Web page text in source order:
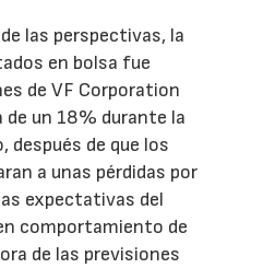
las perspectivas, la
en bolsa fue
de VF Corporation
de un 18% durante la
después de que los
a unas pérdidas por
expectativas del
comportamiento de
de las previsiones